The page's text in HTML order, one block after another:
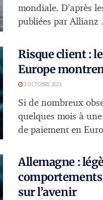
mondiale. D’après
publiées par Allianz
Risque client :
Europe
3 OCTOBRE 2023
Si de nombreux
quelques mois à
de paiement en
Allemagne :
sur l’avenir